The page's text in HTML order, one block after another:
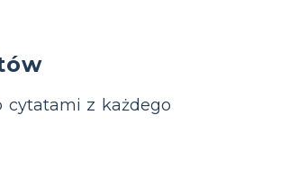
cytatami z każdego